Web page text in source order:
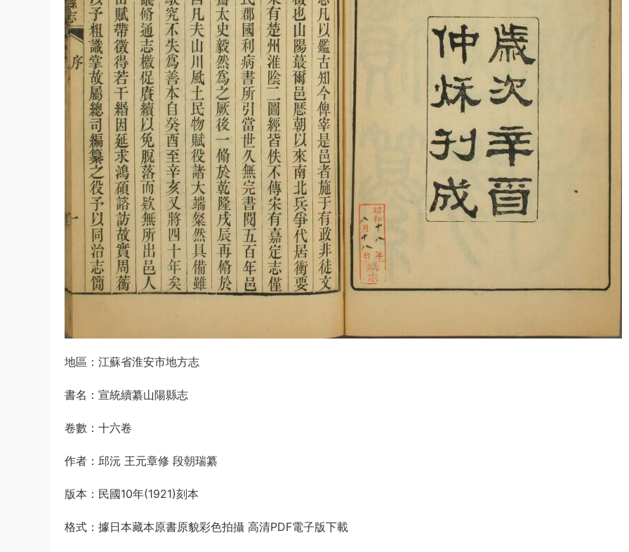
地區：江蘇省淮安市地方志
書名：宣統續纂山陽縣志
卷數：十六卷
作者：邱沅 王元章修 段朝瑞纂
版本：民國10年(1921)刻本
格式：據日本藏本原書原貌彩色拍攝 高清PDF電子版下載